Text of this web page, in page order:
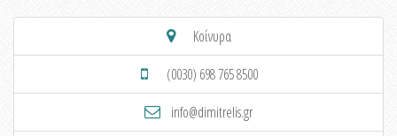
Κοίνυρα
(0030) 698 765 8500
info@dimitrelis.gr